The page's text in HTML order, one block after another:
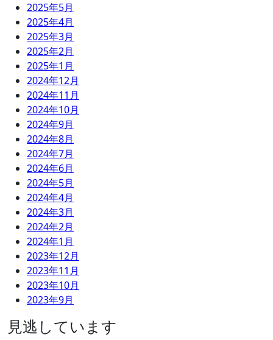
2025年5月
2025年4月
2025年3月
2025年2月
2025年1月
2024年12月
2024年11月
2024年10月
2024年9月
2024年8月
2024年7月
2024年6月
2024年5月
2024年4月
2024年3月
2024年2月
2024年1月
2023年12月
2023年11月
2023年10月
2023年9月
見逃しています